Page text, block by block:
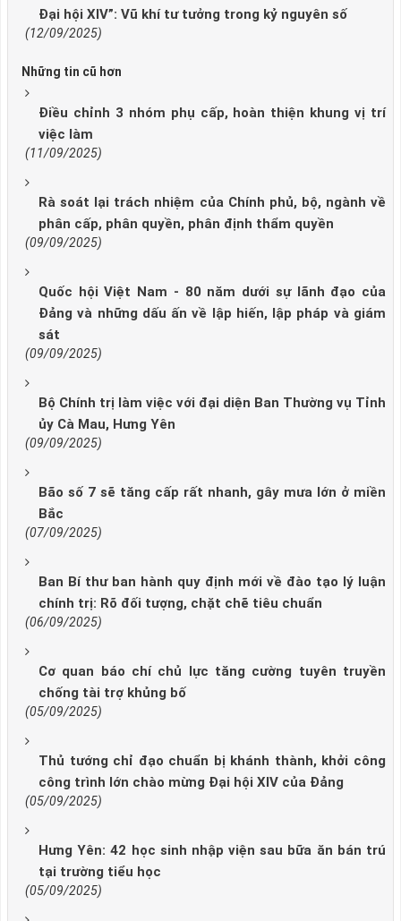
Đại hội XIV”: Vũ khí tư tưởng trong kỷ nguyên số
(12/09/2025)
Những tin cũ hơn
Điều chỉnh 3 nhóm phụ cấp, hoàn thiện khung vị trí
việc làm
(11/09/2025)
Rà soát lại trách nhiệm của Chính phủ, bộ, ngành về
phân cấp, phân quyền, phân định thẩm quyền
(09/09/2025)
Quốc hội Việt Nam - 80 năm dưới sự lãnh đạo của
Đảng và những dấu ấn về lập hiến, lập pháp và giám
sát
(09/09/2025)
Bộ Chính trị làm việc với đại diện Ban Thường vụ Tỉnh
ủy Cà Mau, Hưng Yên
(09/09/2025)
Bão số 7 sẽ tăng cấp rất nhanh, gây mưa lớn ở miền
Bắc
(07/09/2025)
Ban Bí thư ban hành quy định mới về đào tạo lý luận
chính trị: Rõ đối tượng, chặt chẽ tiêu chuẩn
(06/09/2025)
Cơ quan báo chí chủ lực tăng cường tuyên truyền
chống tài trợ khủng bố
(05/09/2025)
Thủ tướng chỉ đạo chuẩn bị khánh thành, khởi công
công trình lớn chào mừng Đại hội XIV của Đảng
(05/09/2025)
Hưng Yên: 42 học sinh nhập viện sau bữa ăn bán trú
tại trường tiểu học
(05/09/2025)